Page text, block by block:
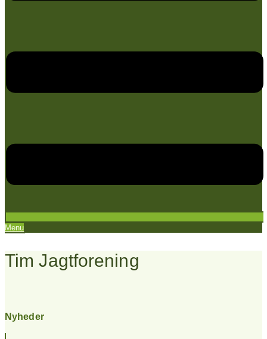
Menu
Tim Jagtforening
Nyheder